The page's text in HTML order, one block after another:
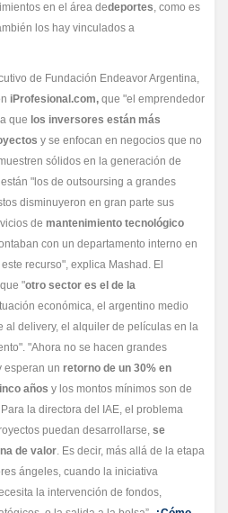
en el área dedeportes, como es
los hay vinculados a
de Fundación Endeavor Argentina,
iProfesional.com, que "el emprendedor
que los inversores están más
y se enfocan en negocios que no
sólidos en la generación de
"los de outsoursing a grandes
disminuyeron en gran parte sus
de mantenimiento tecnológico
con un departamento interno en
recurso", explica Mashad. El
"otro sector es el de la
económica, el argentino medio
al delivery, el alquiler de películas en la
"Ahora no se hacen grandes
esperan un retorno de un 30% en
años y los montos mínimos son de
la directora del IAE, el problema
puedan desarrollarse, se
de valor. Es decir, más allá de la etapa
ángeles, cuando la iniciativa
la intervención de fondos,